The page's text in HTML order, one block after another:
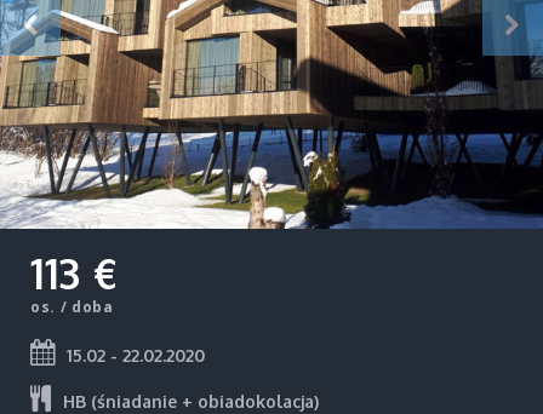
113 €
os. / doba
15.02 - 22.02.2020
HB (śniadanie + obiadokolacja)